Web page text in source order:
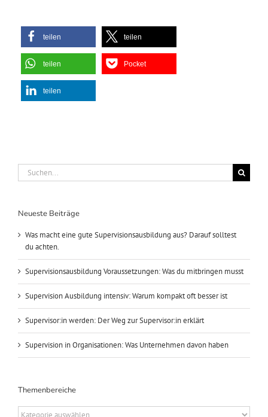
teilen teilen
teilen Pocket
teilen
Suche
nach:
Neueste Beiträge
Was macht eine gute Supervisionsausbildung aus? Darauf solltest
du achten.
Supervisionsausbildung Voraussetzungen: Was du mitbringen musst
Supervision Ausbildung intensiv: Warum kompakt oft besser ist
Supervisor:in werden: Der Weg zur Supervisor:in erklärt
Supervision in Organisationen: Was Unternehmen davon haben
Themenbereiche
Themenbereiche